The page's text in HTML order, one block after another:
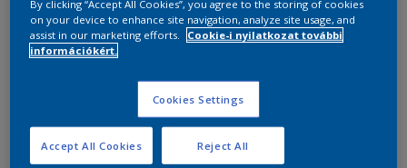
By clicking “Accept All Cookies”, you agree to the storing of cookies
on your device to enhance site navigation, analyze site usage, and
assist in our marketing efforts.
Cookie-i nyilatkozat további
információkért.
Cookies Settings
Reject All
Accept All Cookies